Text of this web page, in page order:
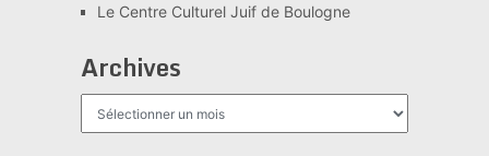
Le Centre Culturel Juif de Boulogne
Archives